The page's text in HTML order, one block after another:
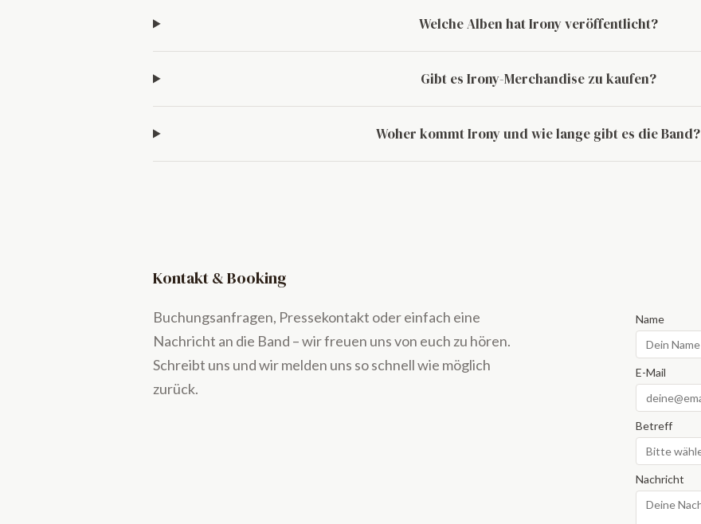
Welche Alben hat Irony veröffentlicht?
Gibt es Irony-Merchandise zu kaufen?
Woher kommt Irony und wie lange gibt es die Band?
Kontakt & Booking
Buchungsanfragen, Pressekontakt oder einfach eine
Nachricht an die Band – wir freuen uns von euch zu hören.
Schreibt uns und wir melden uns so schnell wie möglich
zurück.
Name
E-Mail
Betreff
Nachricht